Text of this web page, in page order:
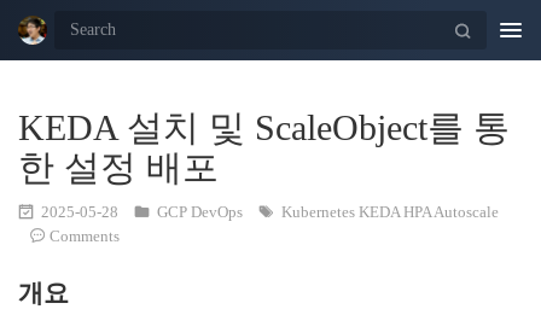
KEDA 설치 및 ScaleObject를 통
한 설정 배포
2025-05-28 GCP DevOps Kubernetes KEDA HPA Autoscale
Comments
개요